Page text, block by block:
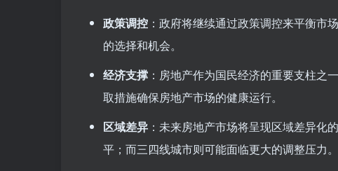
政策调控 ：政府将继续通过政策调控来平衡市
的选择和机会。
经济支撑 ：房地产作为国民经济的重要支柱之
取措施确保房地产市场的健康运行。
区域差异 ：未来房地产市场将呈现区域差异化
平；而三四线城市则可能面临更大的调整压力。